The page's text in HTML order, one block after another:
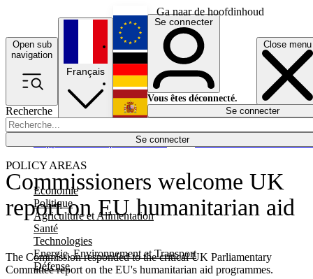
Ga naar de hoofdinhoud
Open sub
navigation
Close menu
Recherche
Se connecter
POLICY AREAS
Economie
Politique
Agriculture et Alimentation
Santé
Technologies
Energie, Environnement et Transport
Défense
Économie
Français
English
Deutsch
Español
Se connecter
Vous êtes déconnecté.
Se connecter
Commissioners welcome UK
report on EU humanitarian aid
The Commission responded to the critical UK Parliamentary
Committee report on the EU's humanitarian aid programmes.